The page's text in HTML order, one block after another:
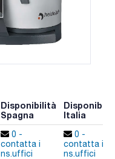
Disponibilità
Spagna
Italia
0 -
contatta i
ns.uffici
0 -
contatta i
ns.uffici